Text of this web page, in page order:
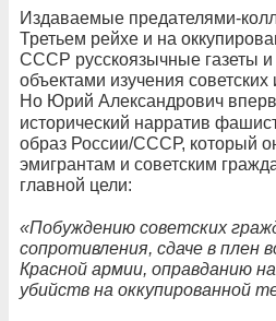
Издаваемые предателями-
Третьем рейхе и на
СССР русскоязычные газеты
объектами изучения
Но Юрий Александрович
исторический нарратив
образ России/СССР, который
эмигрантам и советским
главной цели:
«Побуждению советских
сопротивления, сдаче в плен
Красной армии, оправданию
убийств на оккупированной